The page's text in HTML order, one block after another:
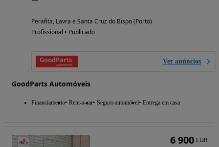
Perafita, Lavra e Santa Cruz do Bispo (Porto)
Profissional • Publicado
Ver anúncios
GoodParts Automóveis
Financiamento Rent-a-car Seguro automóvel Entrega em casa
6 900 EUR